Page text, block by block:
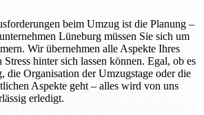
beim Umzug ist die Planung –
Lüneburg müssen Sie sich um
Wir übernehmen alle Aspekte Ihres
hinter sich lassen können. Egal, ob es
die Organisation der Umzugstage oder die
Aspekte geht – alles wird von uns
erledigt.